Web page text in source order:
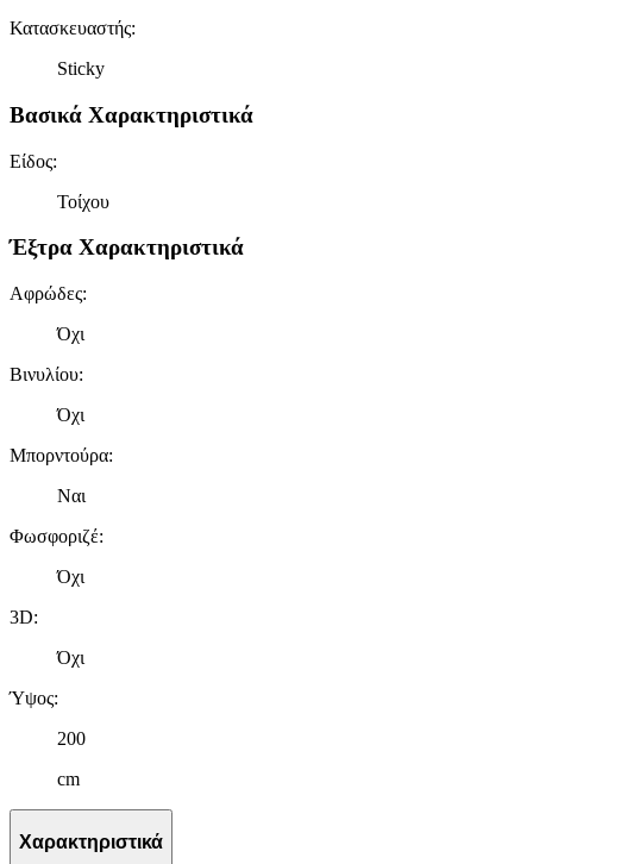
Κατασκευαστής:
Sticky
Βασικά Χαρακτηριστικά
Είδος:
Τοίχου
Έξτρα Χαρακτηριστικά
Αφρώδες:
Όχι
Βινυλίου:
Όχι
Μπορντούρα:
Ναι
Φωσφοριζέ:
Όχι
3D:
Όχι
Ύψος:
200
cm
Χαρακτηριστικά